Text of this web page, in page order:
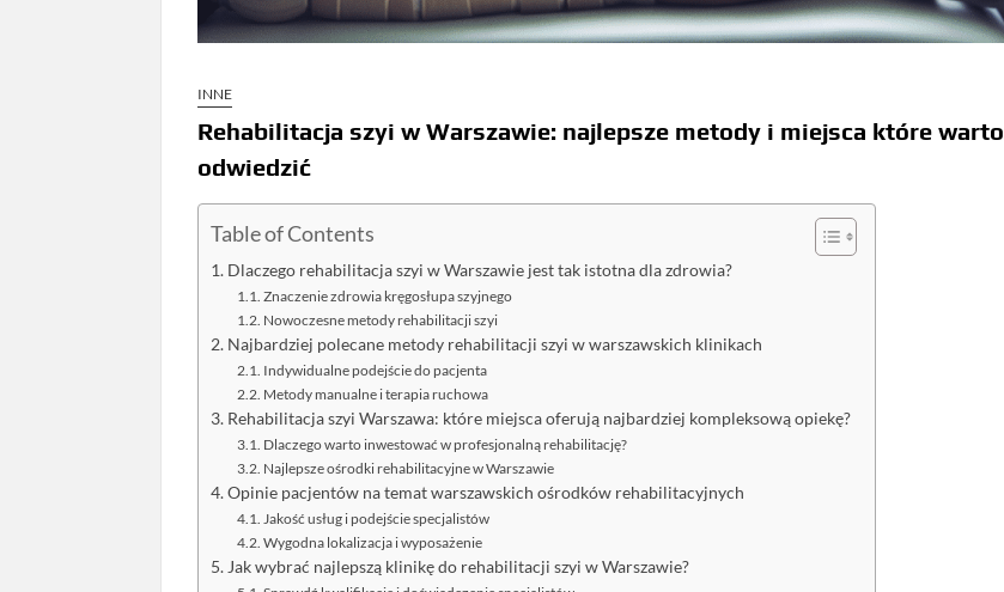
INNE
Rehabilitacja szyi w Warszawie: najlepsze metody i miejsca które warto
odwiedzić
Table of Contents
Dlaczego rehabilitacja szyi w Warszawie jest tak istotna dla zdrowia?
Znaczenie zdrowia kręgosłupa szyjnego
Nowoczesne metody rehabilitacji szyi
Najbardziej polecane metody rehabilitacji szyi w warszawskich klinikach
Indywidualne podejście do pacjenta
Metody manualne i terapia ruchowa
Rehabilitacja szyi Warszawa: które miejsca oferują najbardziej kompleksową opiekę?
Dlaczego warto inwestować w profesjonalną rehabilitację?
Najlepsze ośrodki rehabilitacyjne w Warszawie
Opinie pacjentów na temat warszawskich ośrodków rehabilitacyjnych
Jakość usług i podejście specjalistów
Wygodna lokalizacja i wyposażenie
Jak wybrać najlepszą klinikę do rehabilitacji szyi w Warszawie?